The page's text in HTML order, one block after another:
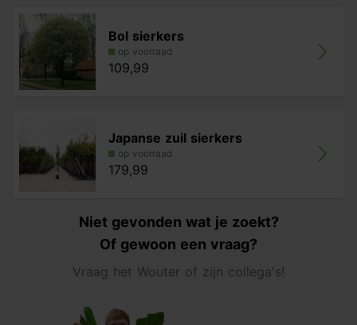
Bol sierkers
op voorraad
109,99
Japanse zuil sierkers
op voorraad
179,99
Niet gevonden wat je zoekt?
Of gewoon een vraag?
Vraag het Wouter of zijn collega's!